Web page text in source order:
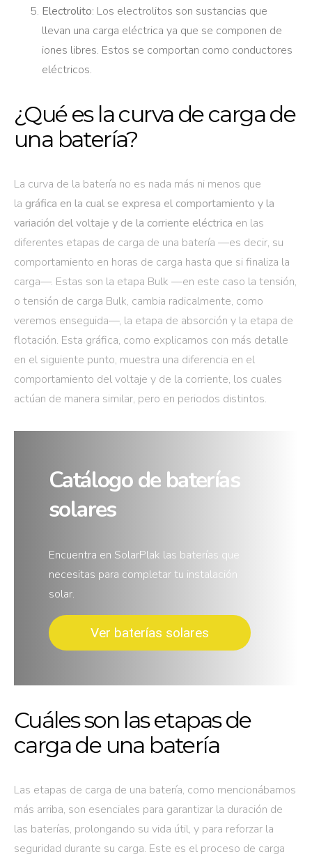
Electrolito: Los electrolitos son sustancias que
llevan una carga eléctrica ya que se componen de
iones libres. Estos se comportan como conductores
eléctricos.
¿Qué es la curva de carga de
una batería?
La curva de la batería no es nada más ni menos que
la gráfica en la cual se expresa el comportamiento y la
variación del voltaje y de la corriente eléctrica en las
diferentes etapas de carga de una batería —es decir, su
comportamiento en horas de carga hasta que si finaliza la
carga—. Estas son la etapa Bulk —en este caso la tensión,
o tensión de carga Bulk, cambia radicalmente, como
veremos enseguida—, la etapa de absorción y la etapa de
flotación. Esta gráfica, como explicamos con más detalle
en el siguiente punto, muestra una diferencia en el
comportamiento del voltaje y de la corriente, los cuales
actúan de manera similar, pero en periodos distintos.
Catálogo de baterías
solares
Encuentra en SolarPlak las baterías que
necesitas para completar tu instalación
solar.
Ver baterías solares
Cuáles son las etapas de
carga de una batería
Las etapas de carga de una batería, como mencionábamos
más arriba, son esenciales para garantizar la duración de
las baterías, prolongando su vida útil, y para reforzar la
seguridad durante su carga. Este es el proceso de carga